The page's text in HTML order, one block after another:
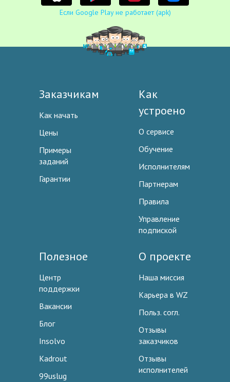
Если Google Play не работает (apk)
Заказчикам
Как начать
Цены
Примеры
заданий
Гарантии
Как
устроено
О сервисе
Обучение
Исполнителям
Партнерам
Правила
Управление
подпиской
Полезное
Центр
поддержки
Вакансии
Блог
Insolvo
Kadrout
99uslug
О проекте
Наша миссия
Карьера в WZ
Польз. согл.
Отзывы
заказчиков
Отзывы
исполнителей